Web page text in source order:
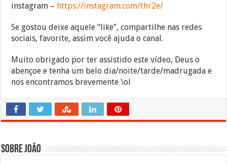
instagram – https://instagram.com/thr2e/
Se gostou deixe aquele “like”, compartilhe nas redes
sociais, favorite, assim você ajuda o canal.
Muito obrigado por ter assistido este vídeo, Deus o
abençoe e tenha um belo dia/noite/tarde/madrugada e
nos encontramos brevemente \ol
Sobre João